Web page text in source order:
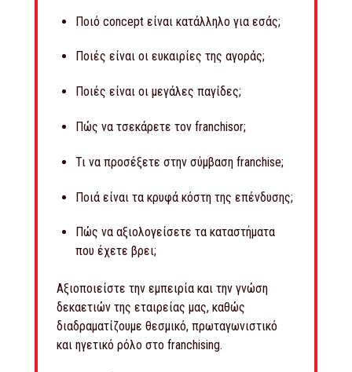
Ποιό concept είναι κατάλληλο για εσάς;
Ποιές είναι οι ευκαιρίες της αγοράς;
Ποιές είναι οι μεγάλες παγίδες;
Πώς να τσεκάρετε τον franchisor;
Τι να προσέξετε στην σύμβαση franchise;
Ποιά είναι τα κρυφά κόστη της επένδυσης;
Πώς να αξιολογείσετε τα καταστήματα
που έχετε βρει;
Αξιοποιείστε την εμπειρία και την γνώση
δεκαετιών της εταιρείας μας, καθώς
διαδραματίζουμε θεσμικό, πρωταγωνιστικό
και ηγετικό ρόλο στο franchising.